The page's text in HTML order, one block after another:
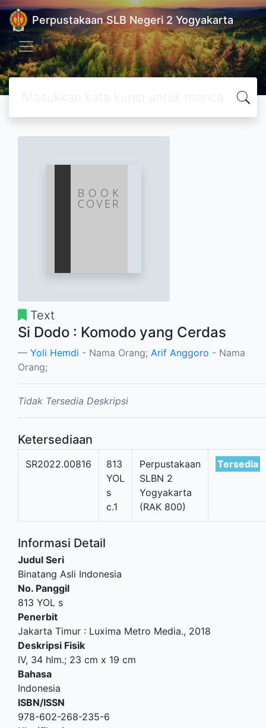
Perpustakaan SLB Negeri 2 Yogyakarta
Text
Si Dodo : Komodo yang Cerdas
Yoli Hemdi - Nama Orang; Arif Anggoro - Nama
Orang;
Tidak Tersedia Deskripsi
Ketersediaan
SR2022.00816
813
YOL
s
c.1
Perpustakaan
SLBN 2
Yogyakarta
(RAK 800)
Tersedia
Informasi Detail
Judul Seri
Binatang Asli Indonesia
No. Panggil
813 YOL s
Penerbit
Jakarta Timur : Luxima Metro Media., 2018
Deskripsi Fisik
IV, 34 hlm.; 23 cm x 19 cm
Bahasa
Indonesia
ISBN/ISSN
978-602-268-235-6